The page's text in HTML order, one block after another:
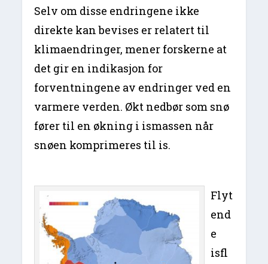
Selv om disse endringene ikke
direkte kan bevises er relatert til
klimaendringer, mener forskerne at
det gir en indikasjon for
forventningene av endringer ved en
varmere verden. Økt nedbør som snø
fører til en økning i ismassen når
snøen komprimeres til is.
Flyt
end
e
isfl